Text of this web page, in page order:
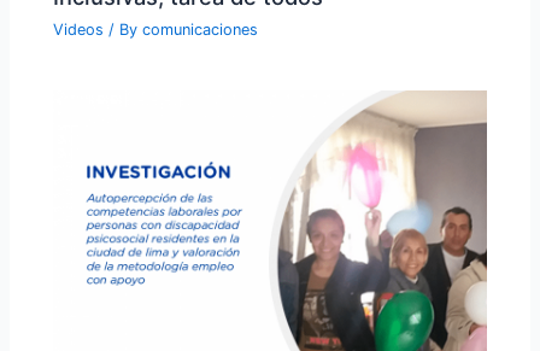
Videos / Bycomunicaciones